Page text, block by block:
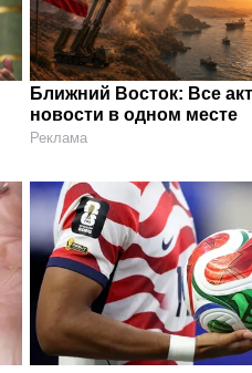
Ближний Восток: Все
новости в одном месте
Реклама